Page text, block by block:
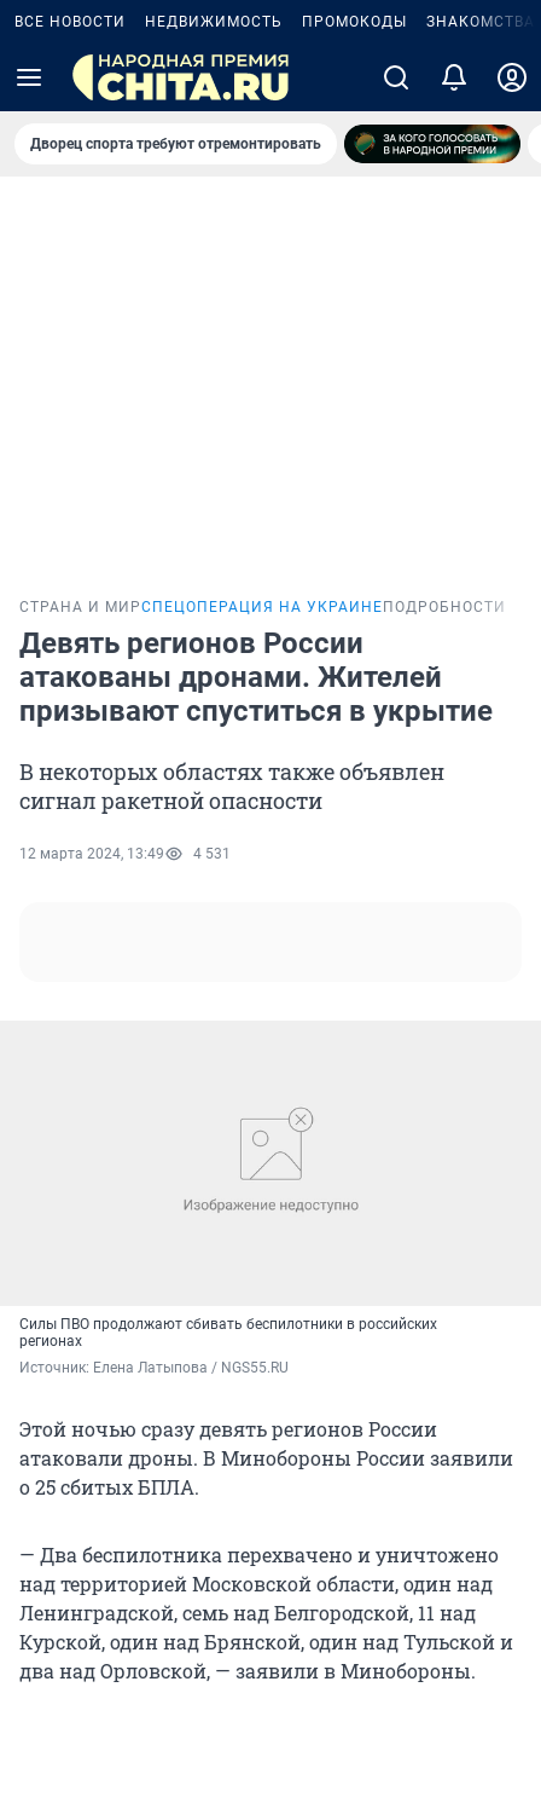
ВСЕ НОВОСТИ НЕДВИЖИМОСТЬ ПРОМОКОДЫ ЗНАКОМСТВА
Дворец спорта требуют отремонтировать
СТРАНА И МИРСПЕЦОПЕРАЦИЯ НА УКРАИНЕ ПОДРОБНОСТИ
Девять регионов России
атакованы дронами. Жителей
призывают спуститься в укрытие
В некоторых областях также объявлен
сигнал ракетной опасности
12 марта 2024, 13:49 4 531
Силы ПВО продолжают сбивать беспилотники в российских
регионах
Источник: Елена Латыпова / NGS55.RU
Этой ночью сразу девять регионов России
атаковали дроны. В Минобороны России заявили
о 25 сбитых БПЛА.
— Два беспилотника перехвачено и уничтожено
над территорией Московской области, один над
Ленинградской, семь над Белгородской, 11 над
Курской, один над Брянской, один над Тульской и
два над Орловской, — заявили в Минобороны.